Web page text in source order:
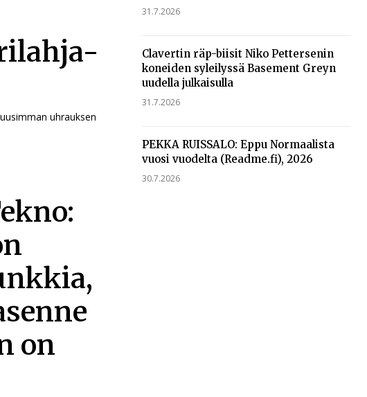
uhrauksen
on
31.7.2026
Clavertin räp-biisit Niko Pettersenin
koneiden syleilyssä Basement Greyn
uudella julkaisulla
31.7.2026
PEKKA RUISSALO: Eppu Normaalista
vuosi vuodelta (Readme.fi), 2026
30.7.2026